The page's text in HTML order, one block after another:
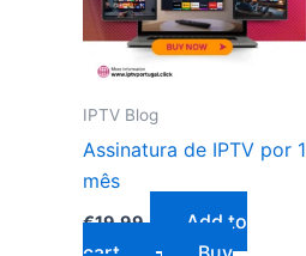
IPTV Blog
Assinatura de IPTV por 1
mês
€19.99
Add to